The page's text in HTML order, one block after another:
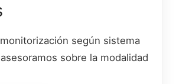
según sistema
sobre la modalidad